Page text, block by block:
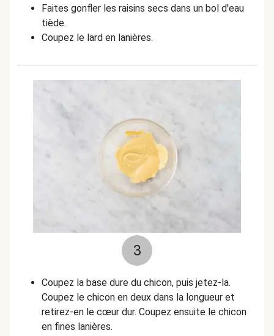
Faites gonfler les raisins secs dans un bol d'eau
tiède.
Coupez le lard en lanières.
3
Coupez la base dure du chicon, puis jetez-la.
Coupez le chicon en deux dans la longueur et
retirez-en le cœur dur. Coupez ensuite le chicon
en fines lanières.